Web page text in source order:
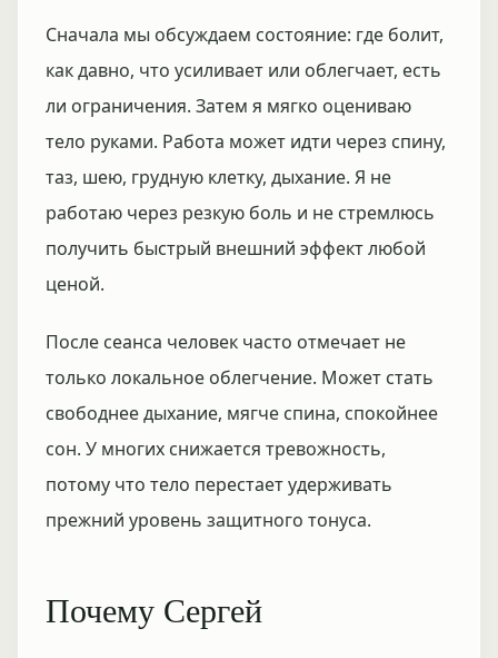
Сначала мы обсуждаем состояние: где болит,
как давно, что усиливает или облегчает, есть
ли ограничения. Затем я мягко оцениваю
тело руками. Работа может идти через спину,
таз, шею, грудную клетку, дыхание. Я не
работаю через резкую боль и не стремлюсь
получить быстрый внешний эффект любой
ценой.
После сеанса человек часто отмечает не
только локальное облегчение. Может стать
свободнее дыхание, мягче спина, спокойнее
сон. У многих снижается тревожность,
потому что тело перестает удерживать
прежний уровень защитного тонуса.
Почему Сергей